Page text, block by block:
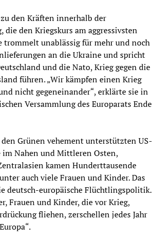
den Kräften innerhalb der
die den Kriegskurs am aggressivsten
trommelt unablässig für mehr und noch
an die Ukraine und spricht
und die Nato, Krieg gegen die
führen. „Wir kämpfen einen Krieg
nicht gegeneinander“, erklärte sie in
Versammlung des Europarats Ende
Grünen vehement unterstützten US-
im Nahen und Mittleren Osten,
kamen Hunderttausende
auch viele Frauen und Kinder. Das
deutsch-europäische Flüchtlingspolitik.
Frauen und Kinder, die vor Krieg,
fliehen, zerschellen jedes Jahr